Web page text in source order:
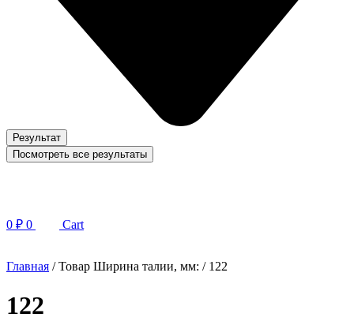
Результат
Посмотреть все результаты
0 ₽ 0 Cart
Главная / Товар Ширина талии, мм: / 122
122